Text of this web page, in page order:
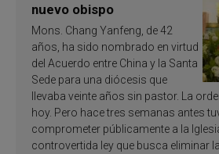
nuevo obispo
Mons. Chang Yanfeng, de 42
años, ha sido nombrado en virtud
del Acuerdo entre China y la Santa
Sede para una diócesis que
llevaba veinte años sin pastor. La
hoy. Pero hace tres semanas antes
comprometer públicamente a la
controvertida ley que busca eliminar